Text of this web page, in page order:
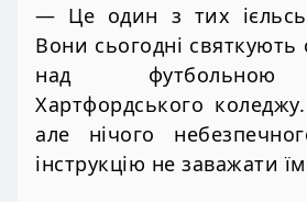
— Це один з тих
Вони сьогодні
над футбольною
Хартфордського
але нічого
інструкцію не заважати